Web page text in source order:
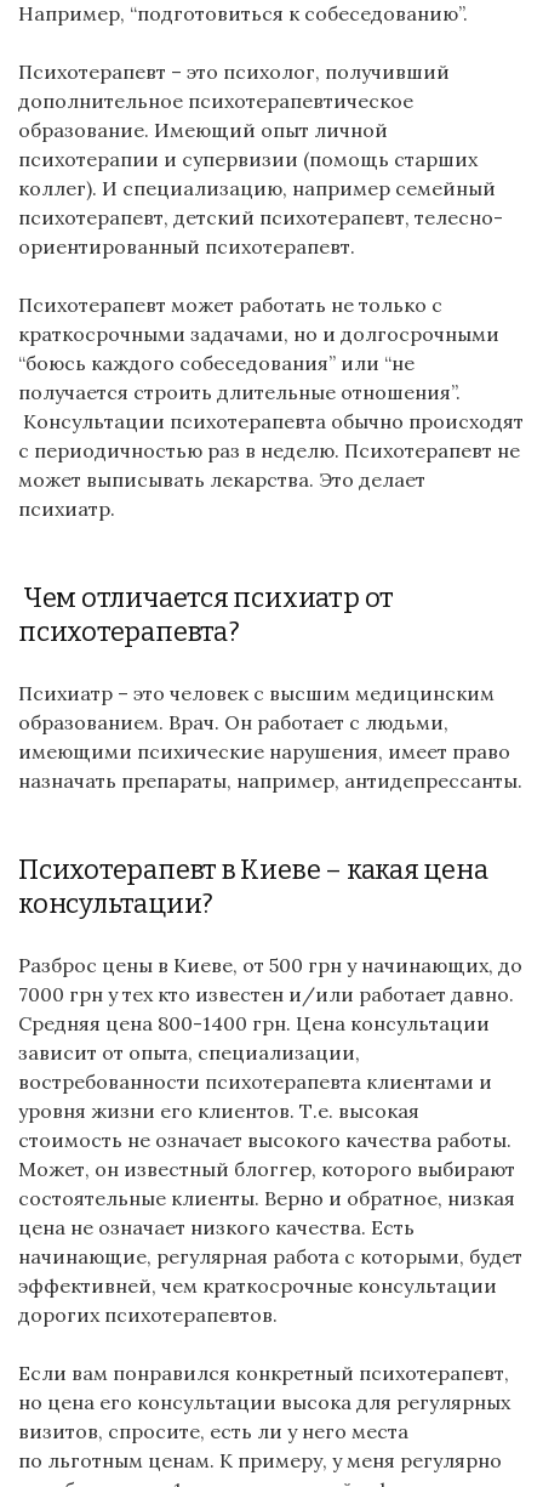
Например, “подготовиться к собеседованию”.
Психотерапевт – это психолог, получивший
дополнительное психотерапевтическое
образование. Имеющий опыт личной
психотерапии и супервизии (помощь старших
коллег). И специализацию, например семейный
психотерапевт, детский психотерапевт, телесно-
ориентированный психотерапевт.
Психотерапевт может работать не только с
краткосрочными задачами, но и долгосрочными
“боюсь каждого собеседования” или “не
получается строить длительные отношения”.
Консультации психотерапевта обычно происходят
с периодичностью раз в неделю. Психотерапевт не
может выписывать лекарства. Это делает
психиатр.
Чем отличается психиатр от
психотерапевта?
Психиатр – это человек с высшим медицинским
образованием. Врач. Он работает с людьми,
имеющими психические нарушения, имеет право
назначать препараты, например, антидепрессанты.
Психотерапевт в Киеве – какая цена
консультации?
Разброс цены в Киеве, от 500 грн у начинающих, до
7000 грн у тех кто известен и/или работает давно.
Средняя цена 800-1400 грн. Цена консультации
зависит от опыта, специализации,
востребованности психотерапевта клиентами и
уровня жизни его клиентов. Т.е. высокая
стоимость не означает высокого качества работы.
Может, он известный блоггер, которого выбирают
состоятельные клиенты. Верно и обратное, низкая
цена не означает низкого качества. Есть
начинающие, регулярная работа с которыми, будет
эффективней, чем краткосрочные консультации
дорогих психотерапевтов.
Если вам понравился конкретный психотерапевт,
но цена его консультации высока для регулярных
визитов, спросите, есть ли у него места
по льготным ценам. К примеру, у меня регулярно